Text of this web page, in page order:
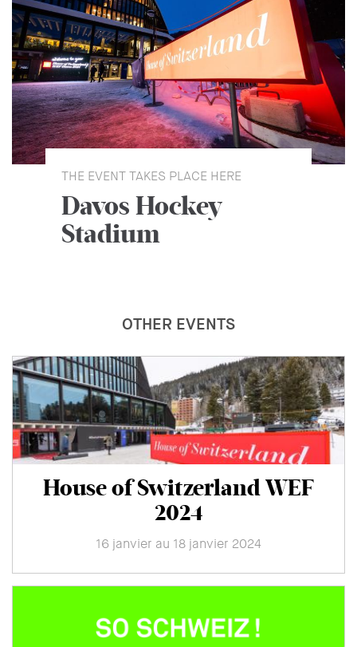
THE EVENT TAKES PLACE HERE
Davos Hockey
Stadium
OTHER EVENTS
House of Switzerland WEF
2024
16 janvier au 18 janvier 2024